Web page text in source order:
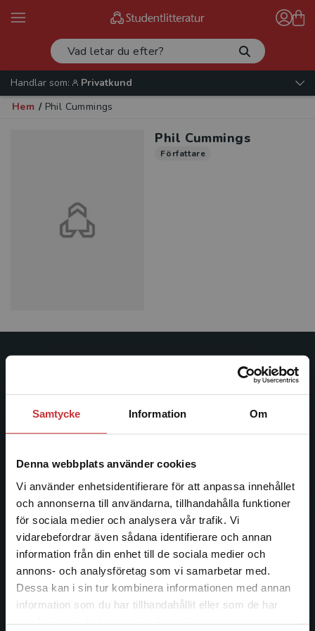
Samtycke Information Om
Denna webbplats använder cookies
Vi använder enhetsidentifierare för att anpassa innehållet
och annonserna till användarna, tillhandahålla funktioner
för sociala medier och analysera vår trafik. Vi
vidarebefordrar även sådana identifierare och annan
information från din enhet till de sociala medier och
annons- och analysföretag som vi samarbetar med.
Dessa kan i sin tur kombinera informationen med annan
information som du har tillhandahållit eller som de har
Begränsad fraktregion
Det verkar som att du besöker
Handlar som:
Privatkund
Hem / Phil Cummings
Phil Cummings
Författare
Studentlitteratur grundades 1963 och är idag Sveriges
ledande utbildningsförlag. Med läromedel, kurslitteratur,
facklitteratur, utbildningar och digitala
längs hela kunskapsresan.
Kontakta oss
Kontakta oss
046-31 20 00
Postadress:
Box 141
221 00 Lund